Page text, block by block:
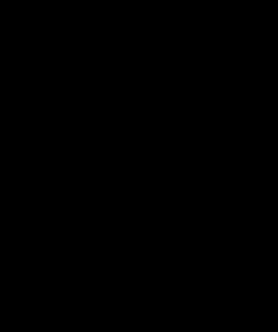
Sie bei
an. Ob Sie am
oder in einer
Stelle noch
Sie am Tag des
die Sie
Danach
Apéro wieder, wo